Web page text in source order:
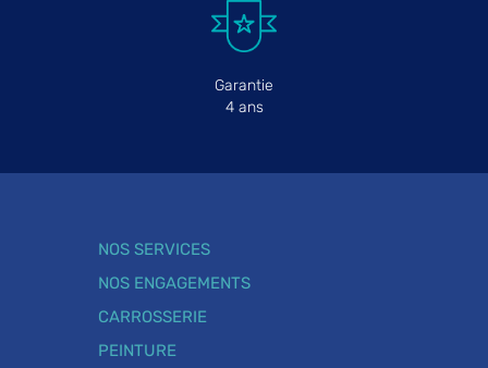
Garantie
4 ans
NOS SERVICES
NOS ENGAGEMENTS
CARROSSERIE
PEINTURE